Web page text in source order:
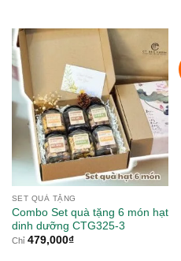
SET QUÀ TẶNG
Combo Set quà tặng 6 món hạt
dinh dưỡng CTG325-3
Chỉ 479,000₫